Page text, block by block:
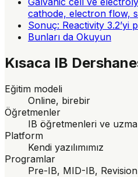
cathode, electron flow,
Sonuç: Reactivity 3.2’yi
Bunları da Okuyun
Kısaca IB
Eğitim modeli
Online, birebir
Öğretmenler
IB öğretmenleri ve
Platform
Kendi yazılımımız
Programlar
Pre-IB, MID-IB, Revision